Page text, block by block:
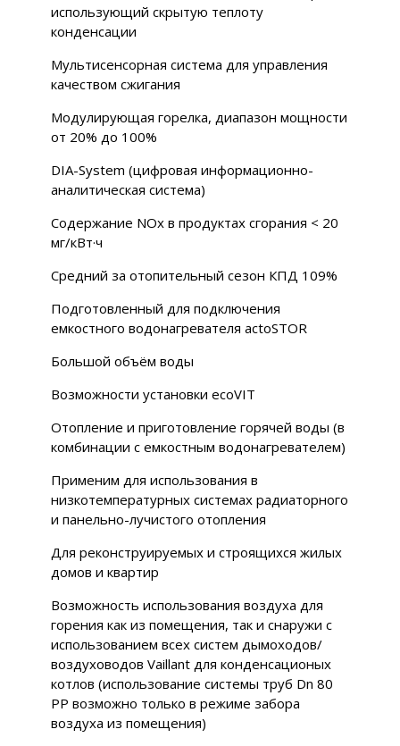
использующий скрытую теплоту
конденсации
Мультисенсорная система для управления
качеством сжигания
Модулирующая горелка, диапазон мощности
от 20% до 100%
DIA-System (цифровая информационно-
аналитическая система)
Содержание NOx в продуктах сгорания < 20
мг/кВт·ч
Средний за отопительный сезон КПД 109%
Подготовленный для подключения
емкостного водонагревателя actoSTOR
Большой объём воды
Возможности установки ecoVIT
Отопление и приготовление горячей воды (в
комбинации с емкостным водонагревателем)
Применим для использования в
низкотемпературных системах радиаторного
и панельно-лучистого отопления
Для реконструируемых и строящихся жилых
домов и квартир
Возможность использования воздуха для
горения как из помещения, так и снаружи с
использованием всех систем дымоходов/
воздуховодов Vaillant для конденсационых
котлов (использование системы труб Dn 80
PP возможно только в режиме забора
воздуха из помещения)